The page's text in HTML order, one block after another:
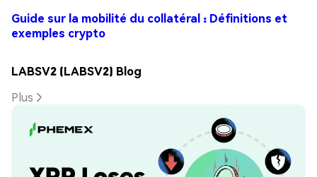
Guide sur la mobilité du collatéral : Définitions et
exemples crypto
LABSV2 (LABSV2) Blog
Plus